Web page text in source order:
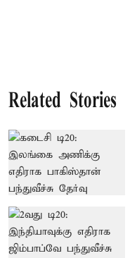
Related Stories